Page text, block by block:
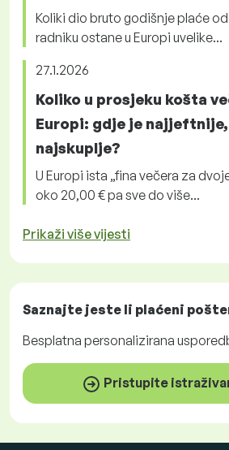
Koliki dio bruto godišnje plaće
radniku ostane u Europi uvelike...
27.1.2026
Koliko u prosjeku košta
Europi: gdje je
najskuplje?
U Europi ista „fina večera za
oko 20,00 € pa sve do više...
Prikaži više vijesti
Saznajte jeste li plaćeni
Besplatna personalizirana
Pristupite